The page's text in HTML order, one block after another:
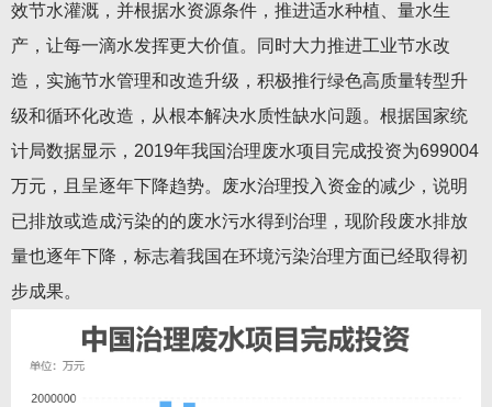
效节水灌溉，并根据水资源条件，推进适水种植、量水生
产，让每一滴水发挥更大价值。同时大力推进工业节水改
造，实施节水管理和改造升级，积极推行绿色高质量转型升
级和循环化改造，从根本解决水质性缺水问题。根据国家统
计局数据显示，2019年我国治理废水项目完成投资为699004
万元，且呈逐年下降趋势。废水治理投入资金的减少，说明
已排放或造成污染的的废水污水得到治理，现阶段废水排放
量也逐年下降，标志着我国在环境污染治理方面已经取得初
步成果。